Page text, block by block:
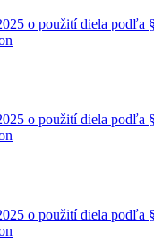
o použití diela podľa
o použití diela podľa
o použití diela podľa